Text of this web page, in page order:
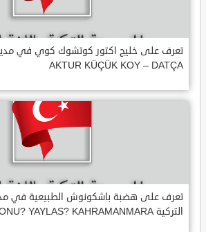
تعرف على خليج اكتور كوتشوك كوي في
AKTUR KÜÇÜK KOY – DATÇA
تعرف على هضبة باشكونوش الطبيعية في
التركية BA?KONU? YAYLAS? KAHRAMANMARA?